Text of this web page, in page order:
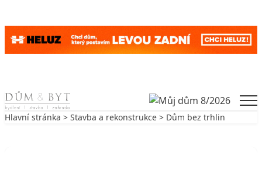
Skip to content
Hlavní stránka > Stavba a rekonstrukce > Dům bez trhlin